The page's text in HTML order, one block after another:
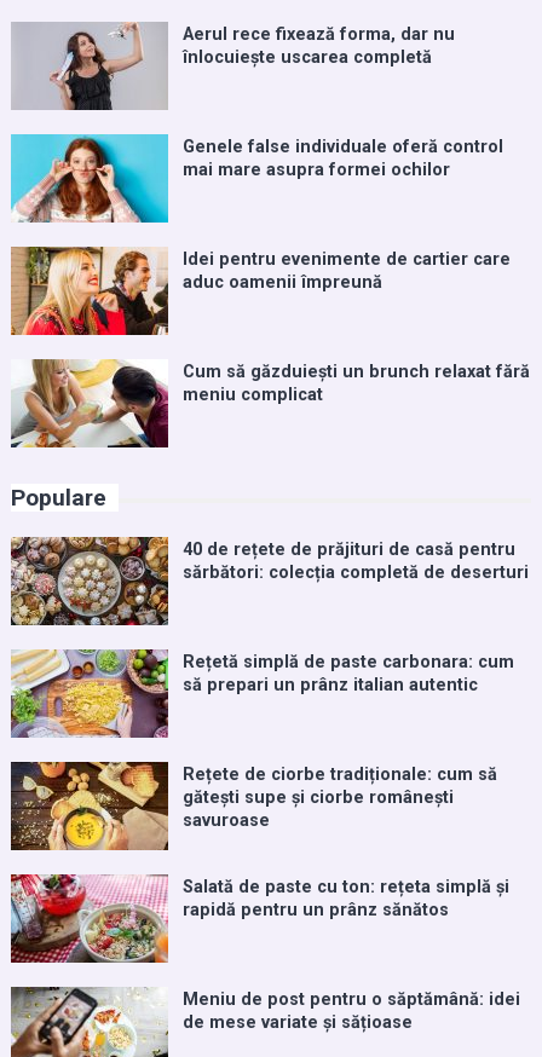
Aerul rece fixează forma, dar nu
înlocuiește uscarea completă
Genele false individuale oferă control
mai mare asupra formei ochilor
Idei pentru evenimente de cartier care
aduc oamenii împreună
Cum să găzduiești un brunch relaxat fără
meniu complicat
Populare
40 de rețete de prăjituri de casă pentru
sărbători: colecția completă de deserturi
Rețetă simplă de paste carbonara: cum
să prepari un prânz italian autentic
Rețete de ciorbe tradiționale: cum să
gătești supe și ciorbe românești
savuroase
Salată de paste cu ton: rețeta simplă și
rapidă pentru un prânz sănătos
Meniu de post pentru o săptămână: idei
de mese variate și sățioase